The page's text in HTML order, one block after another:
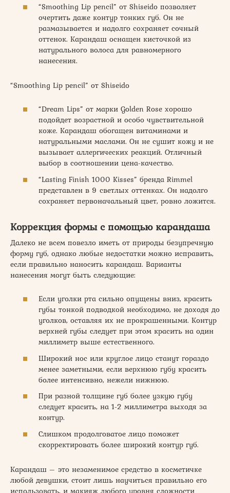
“Smoothing Lip pencil” от Shiseido позволяет
очертить даже контур тонких губ. Он не
размазывается и надолго сохраняет сочный
оттенок. Карандаш оснащен кисточкой из
натурального волоса для равномерного
нанесения.
“Smoothing Lip pencil” от Shiseido
“Dream Lips” от марки Golden Rose хорошо
подойдет возрастной и особо чувствительной
коже. Карандаш обогащен витаминами и
натуральными маслами. Он не сушит кожу и не
вызывает аллергических реакций. Отличный
выбор в соотношении цена-качество.
“Lasting Finish 1000 Kisses” бренда Rimmel
представлен в 9 светлых оттенках. Он надолго
сохраняет первоначальный цвет, ровно ложится.
Коррекция формы с помощью карандаша
Далеко не всем повезло иметь от природы безупречную
форму губ, однако любые недостатки можно исправить,
если правильно наносить карандаш. Варианты
нанесения могут быть следующие:
Если уголки рта сильно опущены вниз, красить
губы тонкой подводкой необходимо, не доходя до
уголков, оставляя их не прокрашенными. Контур
верхней губы следует при этом красить на один
миллиметр выше естественного.
Широкий нос или круглое лицо станут гораздо
менее заметными, если верхнюю губу красить
более интенсивно, нежели нижнюю.
При разной толщине губ более узкую губу
следует красить, на 1-2 миллиметра выходя за
контур.
Слишком продолговатое лицо поможет
скорректировать более широкий контур губ.
Карандаш – это незаменимое средство в косметичке
любой девушки, стоит лишь научиться правильно его